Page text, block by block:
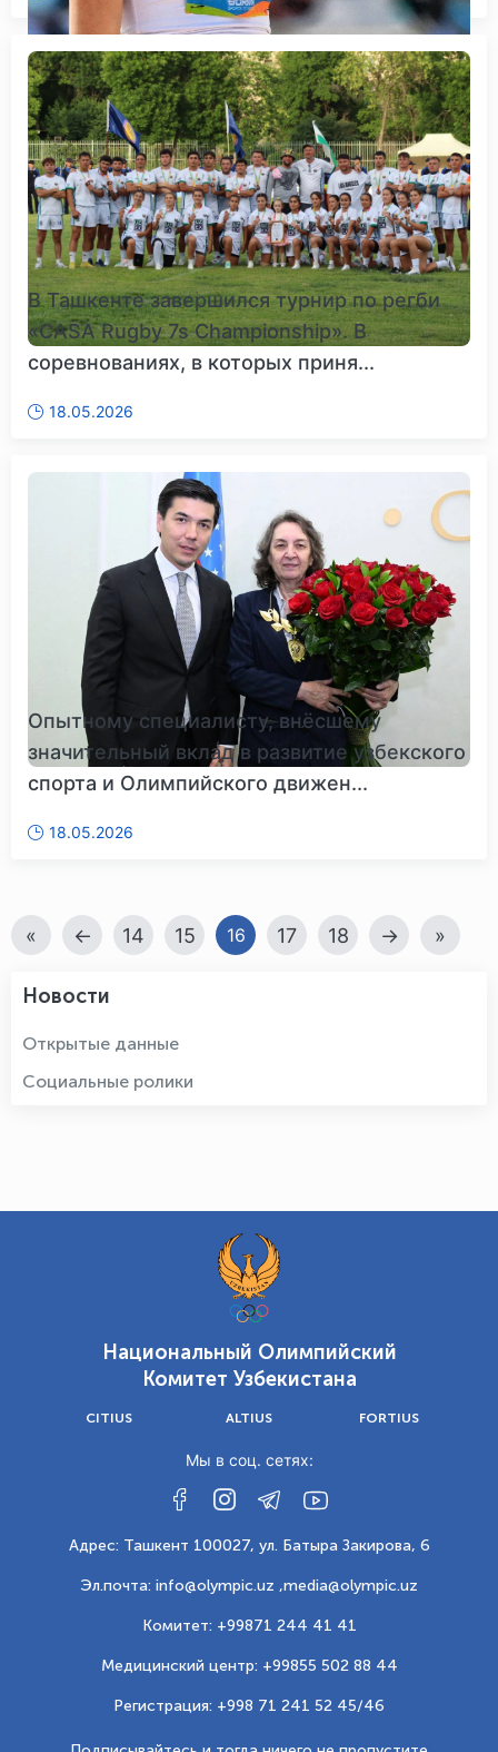
В Ташкенте завершился турнир по регби
«CASA Rugby 7s Championship». В
соревнованиях, в которых приня...
18.05.2026
Опытному специалисту, внёсшему
значительный вклад в развитие узбекского
спорта и Олимпийского движен...
18.05.2026
« ← 14 15 16 17 18 → »
Новости
Открытые данные
Социальные ролики
Национальный Олимпийский
Комитет Узбекистана
CITIUS ALTIUS FORTIUS
Мы в соц. сетях:
Адрес: Ташкент 100027, ул. Батыра Закирова, 6
Эл.почта: info@olympic.uz ,media@olympic.uz
Комитет: +99871 244 41 41
Медицинский центр: +99855 502 88 44
Регистрация: +998 71 241 52 45/46